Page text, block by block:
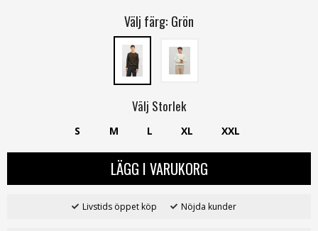
Välj färg: Grön
Välj Storlek
S M L XL XXL
LÄGG I VARUKORG
Livstids öppet köp Nöjda kunder